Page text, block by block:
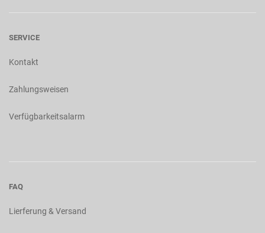
SERVICE
Kontakt
Zahlungsweisen
Verfügbarkeitsalarm
FAQ
Lierferung & Versand